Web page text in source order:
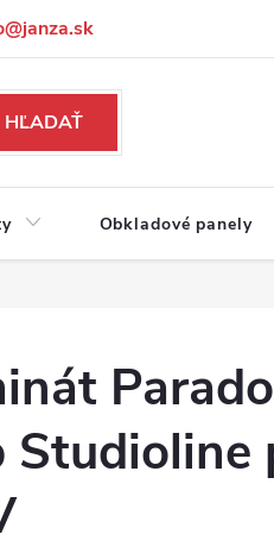
Podmienky ochrany osobných
HĽADAŤ
Obkladové panely
Studioline